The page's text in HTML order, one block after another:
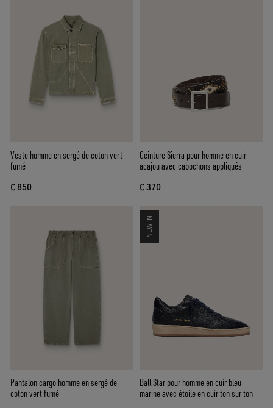
Veste homme en sergé de coton vert
fumé
€ 850
Ceinture Sierra pour homme en cuir
acajou avec cabochons appliqués
€ 370
Pantalon cargo homme en sergé de
coton vert fumé
NEW IN
Ball Star pour homme en cuir bleu
marine avec étoile en cuir ton sur ton